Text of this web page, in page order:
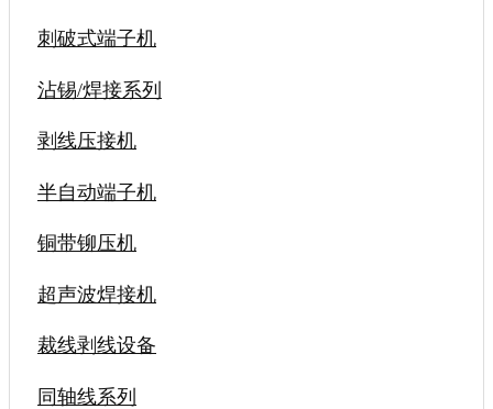
刺破式端子机
沾锡/焊接系列
剥线压接机
半自动端子机
铜带铆压机
超声波焊接机
裁线剥线设备
同轴线系列